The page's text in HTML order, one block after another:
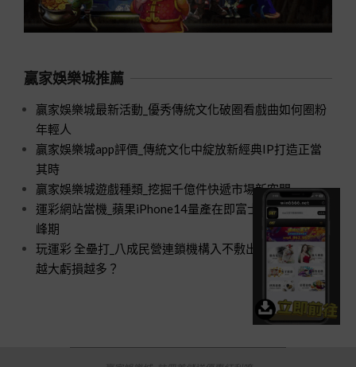
贏家娛樂城推薦
贏家娛樂城最新活動_優秀傳統文化破圈看戲曲如何圈粉
年輕人
贏家娛樂城app評價_傳統文化中綻放新經典IP打造正當
其時
贏家娛樂城遊戲種類_挖掘千億件快遞市場新空間
運彩網站當機_蘋果iPhone14量產在即富士康招工進入高
峰期
玩運彩 全壘打_八成民營連鎖機構入不敷出口腔醫療規模
越大虧損越多？